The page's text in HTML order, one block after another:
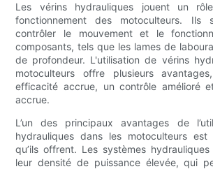
Les vérins hydrauliques jouent un
fonctionnement des motoculteurs. Ils
contrôler le mouvement et le
composants, tels que les lames de
de profondeur. L'utilisation de vérins
motoculteurs offre plusieurs
efficacité accrue, un contrôle amélioré
accrue.
L’un des principaux avantages de
hydrauliques dans les motoculteurs est
qu’ils offrent. Les systèmes
leur densité de puissance élevée, qui